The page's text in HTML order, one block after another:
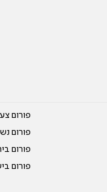
פורום
פורום
פורום
פורום